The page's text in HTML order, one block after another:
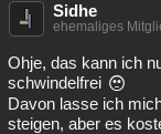
Besucht
Lesenswert
Sidhe
ehemaliges
Ohje, das kann ich
schwindelfrei
Davon lasse ich
steigen, aber es